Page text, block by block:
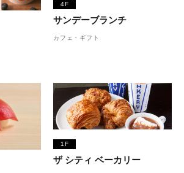
4F
サンデーブランチ
カフェ・ギフト
1F
ザ シティ ベーカリー